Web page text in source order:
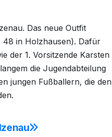
Das neue Outfit
48 in Holzhausen). Dafür
der 1. Vorsitzende Karsten
die Jugendabteilung
jungen Fußballern, die den